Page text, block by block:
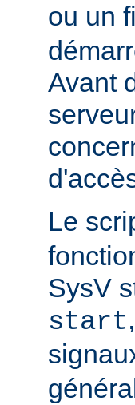
ou un
Avant
Le
SysV
start,